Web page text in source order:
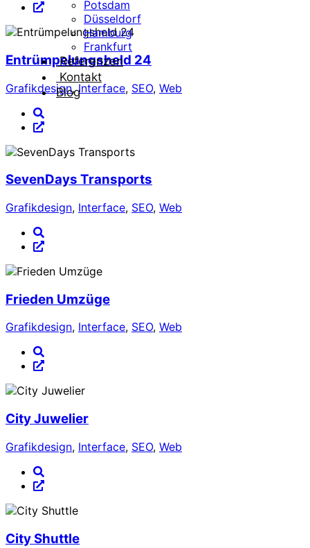
Potsdam
Düsseldorf
Hamburg
Frankfurt
Referenzen
Kontakt
Blog
Entrümpelungsheld 24
Grafikdesign,Interface, SEO, Web
SevenDays Transports
Grafikdesign, Interface, SEO, Web
Frieden Umzüge
Grafikdesign, Interface, SEO, Web
City Juwelier
Grafikdesign, Interface, SEO, Web
City Shuttle